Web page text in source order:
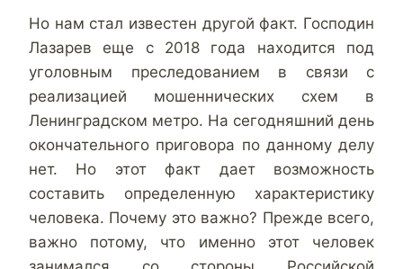
Но нам стал известен другой факт. Господин
Лазарев еще с 2018 года находится под
уголовным преследованием в связи с
реализацией мошеннических схем в
Ленинградском метро. На сегодняшний день
окончательного приговора по данному делу
нет. Но этот факт дает возможность
составить определенную характеристику
человека. Почему это важно? Прежде всего,
важно потому, что именно этот человек